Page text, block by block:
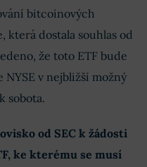
bitcoinových
dostala souhlas od
že toto ETF bude
v nejbližší možný
sobota.
od SEC k žádosti
ke kterému se musí